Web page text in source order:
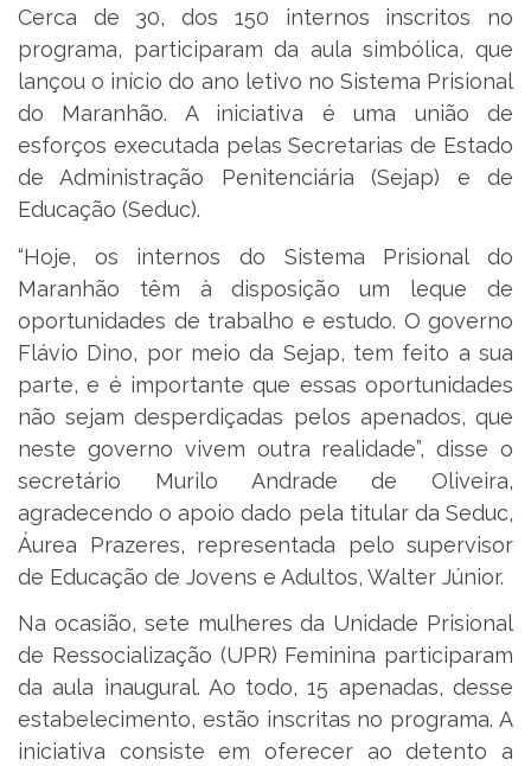
Cerca de 30, dos 150 internos inscritos no
programa, participaram da aula simbólica, que
lançou o início do ano letivo no Sistema Prisional
do Maranhão. A iniciativa é uma união de
esforços executada pelas Secretarias de Estado
de Administração Penitenciária (Sejap) e de
Educação (Seduc).
“Hoje, os internos do Sistema Prisional do
Maranhão têm à disposição um leque de
oportunidades de trabalho e estudo. O governo
Flávio Dino, por meio da Sejap, tem feito a sua
parte, e é importante que essas oportunidades
não sejam desperdiçadas pelos apenados, que
neste governo vivem outra realidade”, disse o
secretário Murilo Andrade de Oliveira,
agradecendo o apoio dado pela titular da Seduc,
Áurea Prazeres, representada pelo supervisor
de Educação de Jovens e Adultos, Walter Júnior.
Na ocasião, sete mulheres da Unidade Prisional
de Ressocialização (UPR) Feminina participaram
da aula inaugural. Ao todo, 15 apenadas, desse
estabelecimento, estão inscritas no programa. A
iniciativa consiste em oferecer ao detento a